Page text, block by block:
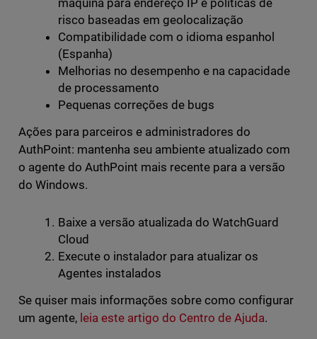
risco baseadas em geolocalização
Compatibilidade com o idioma espanhol
(Espanha)
Melhorias no desempenho e na capacidade
de processamento
Pequenas correções de bugs
Ações para parceiros e administradores do
AuthPoint: mantenha seu ambiente atualizado com
o agente do AuthPoint mais recente para a versão
do Windows.
Baixe a versão atualizada do WatchGuard
Cloud
Execute o instalador para atualizar os
Agentes instalados
Se quiser mais informações sobre como configurar
um agente, leia este artigo do Centro de Ajuda.